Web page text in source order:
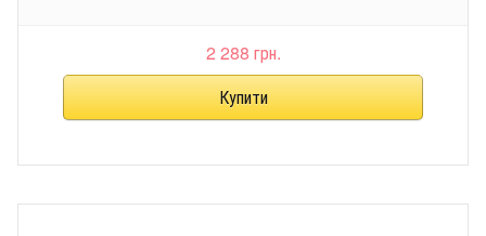
2 288 грн.